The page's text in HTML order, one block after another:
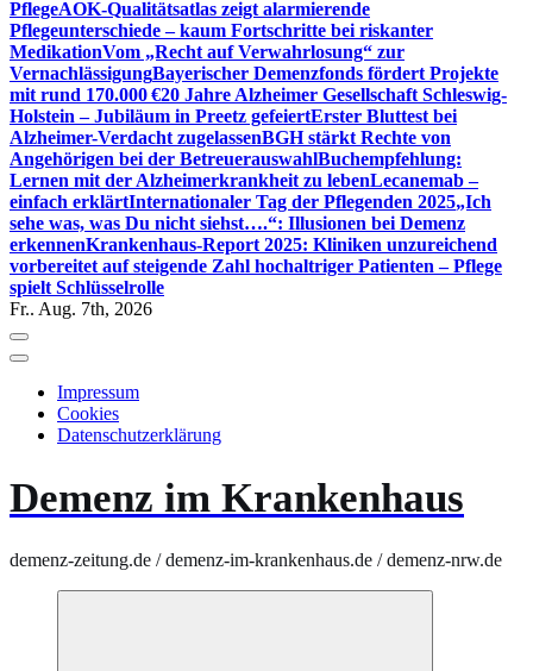
PflegeAOK-Qualitätsatlas zeigt alarmierende
Pflegeunterschiede – kaum Fortschritte bei riskanter
MedikationVom „Recht auf Verwahrlosung“ zur
VernachlässigungBayerischer Demenzfonds fördert Projekte
mit rund 170.000 €20 Jahre Alzheimer Gesellschaft Schleswig-
Holstein – Jubiläum in Preetz gefeiertErster Bluttest bei
Alzheimer-Verdacht zugelassenBGH stärkt Rechte von
Angehörigen bei der BetreuerauswahlBuchempfehlung:
Lernen mit der Alzheimerkrankheit zu lebenLecanemab –
einfach erklärtInternationaler Tag der Pflegenden 2025„Ich
sehe was, was Du nicht siehst….“: Illusionen bei Demenz
erkennenKrankenhaus-Report 2025: Kliniken unzureichend
vorbereitet auf steigende Zahl hochaltriger Patienten – Pflege
spielt Schlüsselrolle
Fr.. Aug. 7th, 2026
Impressum
Cookies
Datenschutzerklärung
Demenz im Krankenhaus
demenz-zeitung.de / demenz-im-krankenhaus.de / demenz-nrw.de